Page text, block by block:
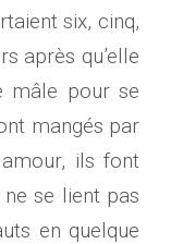
six, cinq,
après qu’elle
mâle pour se
mangés par
ils font
se lient pas
en quelque